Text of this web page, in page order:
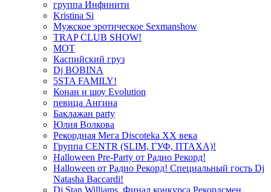
группа Инфинити
Kristina Si
Мужское эротическое Sexmanshow
TRAP CLUB SHOW!
МОТ
Каспийский груз
Dj BOBINA
5STA FAMILY!
Конан и шоу Evolution
певица Ангина
Баклажан party
Юлия Волкова
Рекордная Мега Discoteka XX века
Группа CENTR (SLIM, ГУФ, ПТАХА)!
Halloween Pre-Party от Радио Рекорд!
Halloween от Радио Рекорд! Специальный гость Dj
Natasha Baccardi!
Dj Stan Williams. Финал конкурса Рекордсмен.